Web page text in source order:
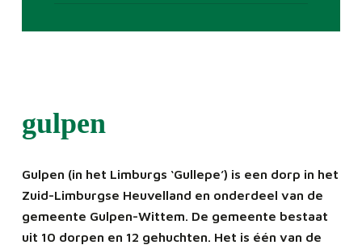
gulpen
Gulpen (in het Limburgs ‘Gullepe’) is een dorp in het
Zuid-Limburgse Heuvelland en onderdeel van de
gemeente Gulpen-Wittem. De gemeente bestaat
uit 10 dorpen en 12 gehuchten. Het is één van de